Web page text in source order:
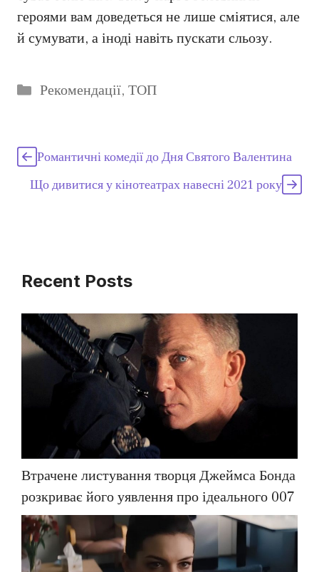
героями вам доведеться не лише сміятися, але
й сумувати, а іноді навіть пускати сльозу.
Категорії
Рекомендації, ТОП
Романтичні комедії до Дня Святого Валентина
Що дивитися у кінотеатрах навесні 2021 року
Recent Posts
Втрачене листування творця Джеймса Бонда
розкриває його уявлення про ідеального 007